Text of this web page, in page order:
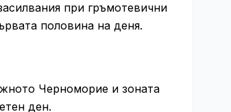
при гръмотевични
половина на деня.
Черноморие и зоната
ден.